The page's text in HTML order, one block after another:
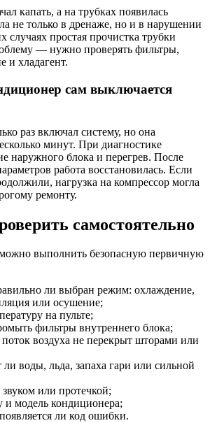
капать, а на трубках появилась
не только в дренаже, но и в нарушении
случаях простая прочистка трубки
— нужно проверять фильтры,
и хладагент.
сам выключается
раз включал систему, но она
минут. При диагностике
наружного блока и перегрев. После
работа восстановилась. Если
нагрузка на компрессор могла
ремонту.
самостоятельно
выполнить безопасную первичную
ли выбран режим: охлаждение,
или осушение;
на пульте;
фильтры внутреннего блока;
поток воздуха не перекрыт шторами или
ли воды, льда, запаха гари или сильной
звуком или протечкой;
и модель кондиционера;
ли код ошибки.